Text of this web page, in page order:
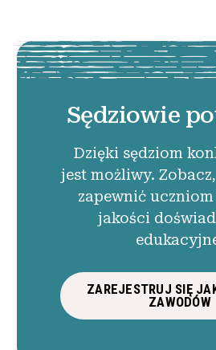
Sędziowie
Dzięki sędziom
jest możliwy.
zapewnić
jakości
ZAREJESTRUJ SIĘ
ZAWODÓW